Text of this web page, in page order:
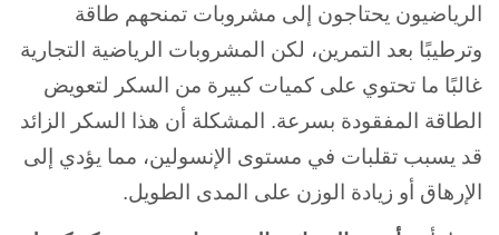
الرياضيون يحتاجون إلى مشروبات تمنحهم طاقة
وترطيبًا بعد التمرين، لكن المشروبات الرياضية التجارية
غالبًا ما تحتوي على كميات كبيرة من السكر لتعويض
الطاقة المفقودة بسرعة. المشكلة أن هذا السكر الزائد
قد يسبب تقلبات في مستوى الإنسولين، مما يؤدي إلى
الإرهاق أو زيادة الوزن على المدى الطويل.